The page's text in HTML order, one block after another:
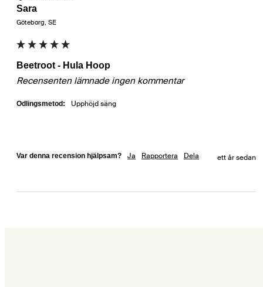
Sara
Göteborg, SE
Beetroot - Hula Hoop
Recensenten lämnade ingen kommentar
Odlingsmetod: Upphöjd säng
Var denna recension hjälpsam? Ja Rapportera Dela ett år sedan